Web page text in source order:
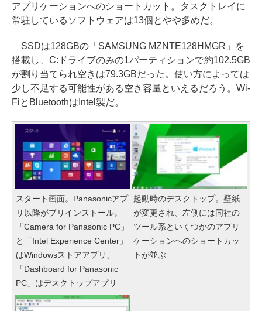
アプリケーションへのショートカット。タスクトレイに
常駐しているソフトウェアは13個とやや多めだ。
SSDは128GBの「SAMSUNG MZNTE128HMGR」を
搭載し、C:ドライブのみの1パーティションで約102.5GB
が割り当てられ空きは79.3GBだった。使い方によっては
少し不足する可能性がある空き容量といえるだろう。Wi-
FiとBluetoothはIntel製だ。
スタート画面。Panasonicアプ
リ以降がプリインストール。
「Camera for Panasonic PC」
と「Intel Experience Center」
はWindowsストアアプリ、
「Dashboard for Panasonic
PC」はデスクトップアプリ
起動時のデスクトップ。壁紙
が変更され、左側には同社の
ツール系といくつかのアプリ
ケーションへのショートカッ
トが並ぶ